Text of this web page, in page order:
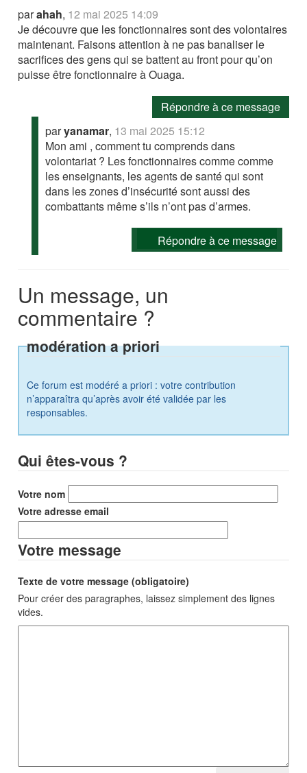
parahah, 12 mai 2025 14:09
Je découvre que les fonctionnaires sont des volontaires
maintenant. Faisons attention à ne pas banaliser le
sacrifices des gens qui se battent au front pour qu’on
puisse être fonctionnaire à Ouaga.
Répondre à ce message
paryanamar, 13 mai 2025 15:12
Mon ami , comment tu comprends dans
volontariat ? Les fonctionnaires comme comme
les enseignants, les agents de santé qui sont
dans les zones d’insécurité sont aussi des
combattants même s’ils n’ont pas d’armes.
Répondre à ce message
Un message, un
commentaire ?
modération a priori
Ce forum est modéré a priori : votre contribution
n’apparaîtra qu’après avoir été validée par les
responsables.
Qui êtes-vous ?
Votre nom
Votre adresse email
Votre message
Texte de votre message (obligatoire)
Pour créer des paragraphes, laissez simplement des lignes
vides.